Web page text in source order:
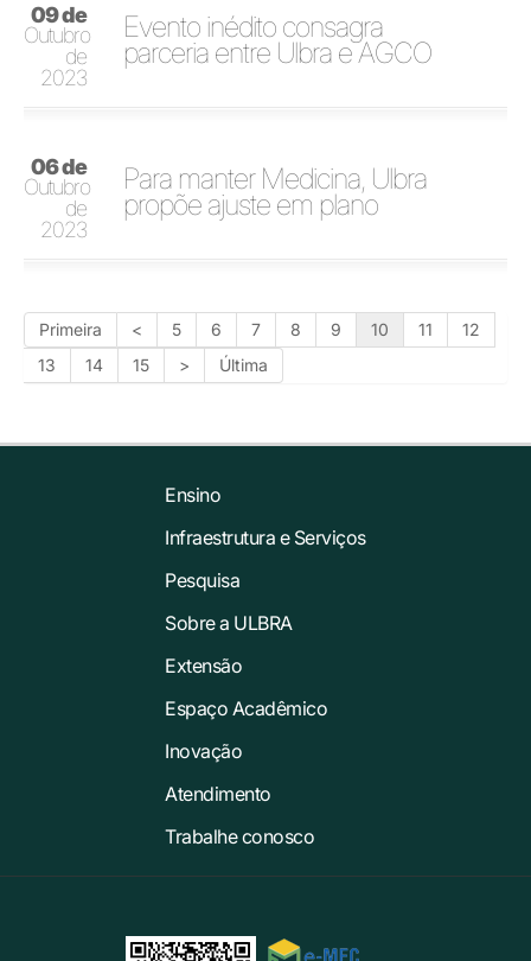
09 de
Outubro
de
2023
Evento inédito consagra
parceria entre Ulbra e AGCO
06 de
Outubro
de
2023
Para manter Medicina, Ulbra
propõe ajuste em plano
Primeira < 5 6 7 8 9 10 11
12
13
14 15 > Última
Ensino
Infraestrutura e Serviços
Pesquisa
Sobre a ULBRA
Extensão
Espaço Acadêmico
Inovação
Atendimento
Trabalhe conosco